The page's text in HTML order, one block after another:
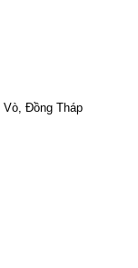
Vò, Đồng Tháp